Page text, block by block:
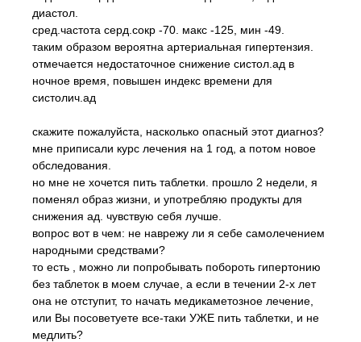
диастол.
сред.частота серд.сокр -70. макс -125, мин -49.
таким образом вероятна артериальная гипертензия.
отмечается недостаточное снижение систол.ад в
ночное время, повышен индекс времени для
систолич.ад
скажите пожалуйста, насколько опасный этот диагноз?
мне приписали курс лечения на 1 год, а потом новое
обследования.
но мне не хочется пить таблетки. прошло 2 недели, я
поменял образ жизни, и употребляю продукты для
снижения ад. чувствую себя лучше.
вопрос вот в чем: не наврежу ли я себе самолечением
народными средствами?
то есть , можно ли попробывать побороть гипертонию
без таблеток в моем случае, а если в течении 2-х лет
она не отступит, то начать медикаметозное лечение,
или Вы посоветуете все-таки УЖЕ пить таблетки, и не
медлить?